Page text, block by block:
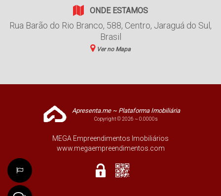
ONDE ESTAMOS
Rua Barão do Rio Branco, 588, Centro, Jaraguá do Sul ,
Brasil
Ver no Mapa
Apresenta.me ~ Plataforma Imobiliária
Copyright © 2026 ~ 0.0000s
MEGA Empreendimentos Imobiliários
www.megaempreendimentos.com